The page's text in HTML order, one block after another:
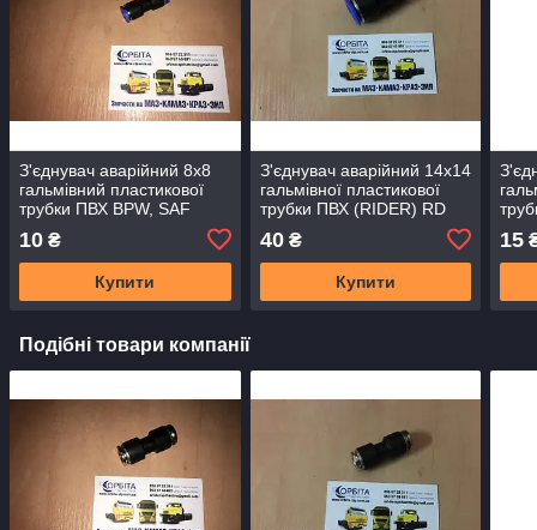
З'єднувач аварійний 8х8
гальмівний пластикової
трубки ПВХ BPW, SAF
10 ₴
Купити
З'єднувач аварійний 14х14
гальмівної пластикової
трубки ПВХ (RIDER) RD
40₴
Купити
15
Подібні товари компанії